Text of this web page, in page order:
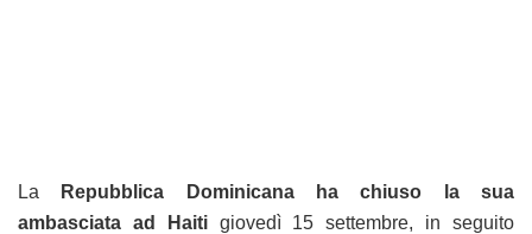
La
Repubblica Dominicana ha chiuso la sua
ambasciata ad Haitigiovedì 15 settembre, in seguito